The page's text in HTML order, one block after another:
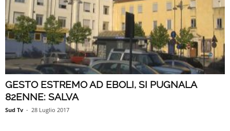
GESTO ESTREMO AD EBOLI, SI PUGNALA
82ENNE: SALVA
Sud Tv - 28 Luglio 2017